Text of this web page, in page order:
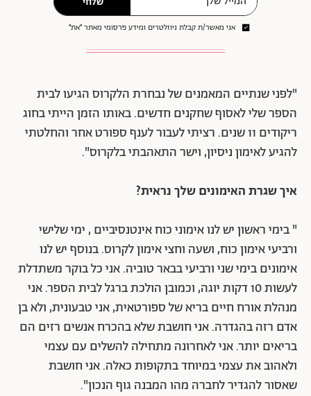
אני מאשר/ת קבלת ניוזלטרים ומידע פרסומי מאתר ״את״
"לפני שנתיים המאמנים של נבחרת הלקרוס הגיעו לבית
הספר שלי לאסוף שחקנים חדשים. באותו הזמן הייתי בחוג
ריקודים 11 שנים. רציתי לעבור לענף ספורט אחר והחלטתי
להגיע לאימון ניסיון, וישר התאהבתי בלקרוס".
איך שגרת האימונים שלך נראית?
" בימי ראשון יש לנו אימוני כוח אינטנסיביים , ימי שלישי
ורביעי אימון כוח, ושעה וחצי אימון לקרוס. בנוסף יש לנו
אימונים בימי שני ורביעי בבאר טוביה. אני כל בוקר משתדלת
לעשות 10 דקות יוגה, וכמובן הולכת ברגל לבית הספר. אני
מנהלת אורח חיים בריא של ספורטאית, אני טבעונית, ולא בן
אדם רזה בהגדרה. אני חושבת שלא בהכרח אנשים רזים הם
בריאים יותר. אני לאחרונה מתחילה להשלים עם עצמי
ולאהוב את עצמי במיוחד בתקופות כאלה. אני חושבת
שאסור להגדיר לחברה מהו המבנה גוף הנכון".